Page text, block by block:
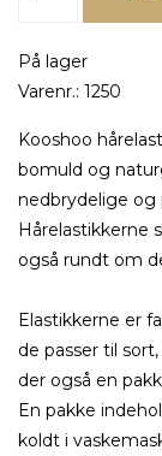
På lager
Varenr.: 1250
Kooshoo
bomuld og
nedbrydelige og
Hårelastikkerne
også rundt om
Elastikkerne er
de passer til
der også en
En pakke
koldt i